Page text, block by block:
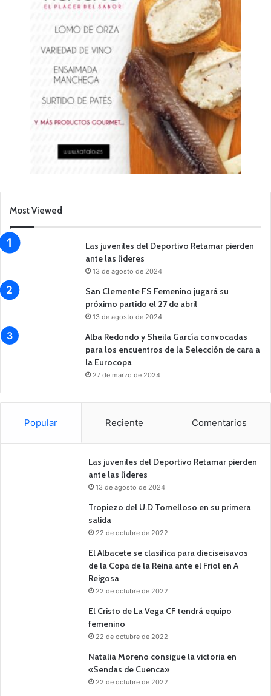
Most Viewed
Las juveniles del Deportivo Retamar pierden
ante las líderes
13 de agosto de 2024
San Clemente FS Femenino jugará su
próximo partido el 27 de abril
13 de agosto de 2024
Alba Redondo y Sheila García convocadas
para los encuentros de la Selección de cara a
la Eurocopa
27 de marzo de 2024
Popular Reciente Comentarios
Las juveniles del Deportivo Retamar pierden
ante las líderes
13 de agosto de 2024
Tropiezo del U.D Tomelloso en su primera
salida
22 de octubre de 2022
El Albacete se clasifica para dieciseisavos
de la Copa de la Reina ante el Friol en A
Reigosa
22 de octubre de 2022
El Cristo de La Vega CF tendrá equipo
femenino
22 de octubre de 2022
Natalia Moreno consigue la victoria en
«Sendas de Cuenca»
22 de octubre de 2022